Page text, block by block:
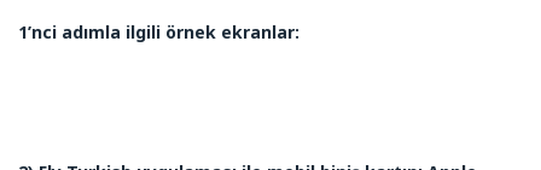
1’nci adımla ilgili örnek ekranlar: